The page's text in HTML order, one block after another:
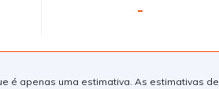
-
é apenas uma estimativa. As estimativas de